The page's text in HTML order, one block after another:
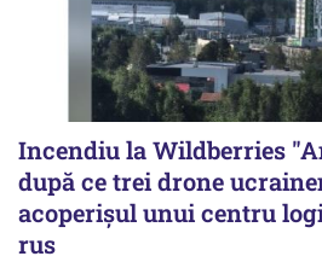
Incendiu la Wildberries
după ce trei drone
acoperişul unui centru
rus